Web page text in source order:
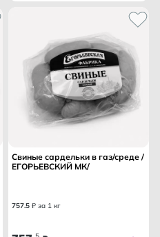
Свиные сардельки в газ/среде /
ЕГОРЬЕВСКИЙ МК/
757.5 ₽ за 1 кг